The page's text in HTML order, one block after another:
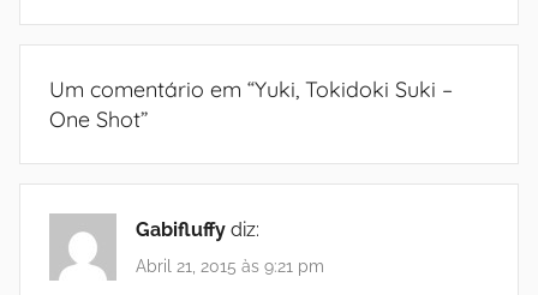
Um comentário em “Yuki, Tokidoki Suki –
One Shot”
Gabifluffy diz:
Abril 21, 2015 às 9:21 pm